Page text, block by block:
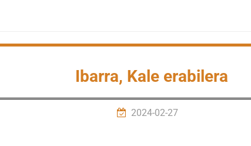
Ibarra, Kale erabilera
2024-02-27